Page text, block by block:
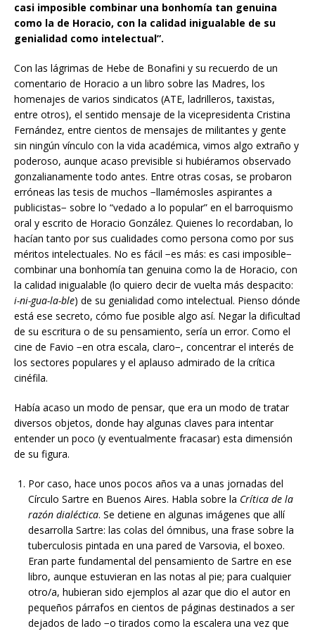
casi imposible combinar una bonhomía tan genuina
como la de Horacio, con la calidad inigualable de su
genialidad como intelectual”.
Con las lágrimas de Hebe de Bonafini y su recuerdo de un
comentario de Horacio a un libro sobre las Madres, los
homenajes de varios sindicatos (ATE, ladrilleros, taxistas,
entre otros), el sentido mensaje de la vicepresidenta Cristina
Fernández, entre cientos de mensajes de militantes y gente
sin ningún vínculo con la vida académica, vimos algo extraño y
poderoso, aunque acaso previsible si hubiéramos observado
gonzalianamente todo antes. Entre otras cosas, se probaron
erróneas las tesis de muchos −llamémosles aspirantes a
publicistas− sobre lo “vedado a lo popular” en el barroquismo
oral y escrito de Horacio González. Quienes lo recordaban, lo
hacían tanto por sus cualidades como persona como por sus
méritos intelectuales. No es fácil −es más: es casi imposible−
combinar una bonhomía tan genuina como la de Horacio, con
la calidad inigualable (lo quiero decir de vuelta más despacito:
i-ni-gua-la-ble) de su genialidad como intelectual. Pienso dónde
está ese secreto, cómo fue posible algo así. Negar la dificultad
de su escritura o de su pensamiento, sería un error. Como el
cine de Favio −en otra escala, claro−, concentrar el interés de
los sectores populares y el aplauso admirado de la crítica
cinéfila.
Había acaso un modo de pensar, que era un modo de tratar
diversos objetos, donde hay algunas claves para intentar
entender un poco (y eventualmente fracasar) esta dimensión
de su figura.
Por caso, hace unos pocos años va a unas jornadas del
Círculo Sartre en Buenos Aires. Habla sobre la Crítica de la
razón dialéctica. Se detiene en algunas imágenes que allí
desarrolla Sartre: las colas del ómnibus, una frase sobre la
tuberculosis pintada en una pared de Varsovia, el boxeo.
Eran parte fundamental del pensamiento de Sartre en ese
libro, aunque estuvieran en las notas al pie; para cualquier
otro/a, hubieran sido ejemplos al azar que dio el autor en
pequeños párrafos en cientos de páginas destinados a ser
dejados de lado −o tirados como la escalera una vez que